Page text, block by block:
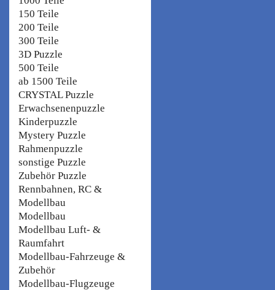
150 Teile
200 Teile
300 Teile
3D Puzzle
500 Teile
ab 1500 Teile
CRYSTAL Puzzle
Erwachsenenpuzzle
Kinderpuzzle
Mystery Puzzle
Rahmenpuzzle
sonstige Puzzle
Zubehör Puzzle
Rennbahnen, RC &
Modellbau
Modellbau
Modellbau Luft- &
Raumfahrt
Modellbau-Fahrzeuge &
Zubehör
Modellbau-Flugzeuge